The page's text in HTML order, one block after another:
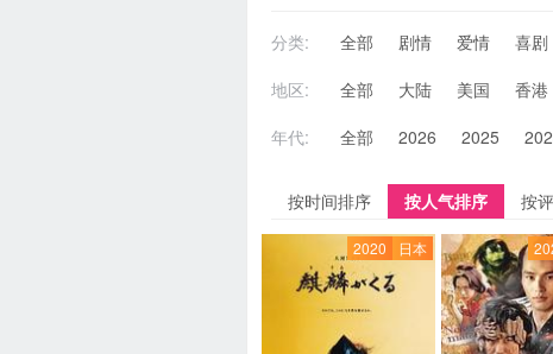
分类: 全部 剧情 爱情 喜剧
地区:
全部 大陆 美国 香港
年代:
全部 2026 2025
按时间排序 按人气排序 按
2020 日本